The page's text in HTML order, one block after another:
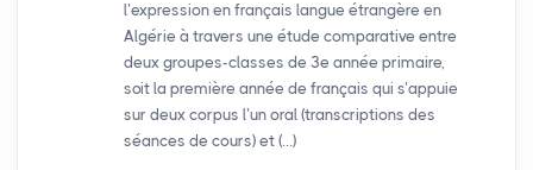
l’expression en français langue étrangère en
Algérie à travers une étude comparative entre
deux groupes-classes de 3e année primaire,
soit la première année de français qui s’appuie
sur deux corpus l’un oral (transcriptions des
séances de cours) et (…)